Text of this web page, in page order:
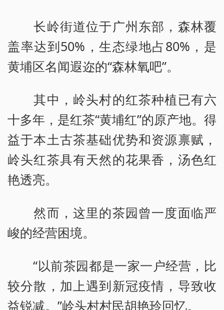
长岭街道位于广州东部，森林覆
盖率达到50%，生态绿地占80%，是
黄埔区名闻遐迩的“森林氧吧”。
其中，岭头村的红茶种植已有六
十多年，是红茶“黄埔红”的原产地。得
益于本土古茶基础优势和资源禀赋，
岭头红茶具有天然的花果香，汤色红
艳透亮。
然而，这里的茶园曾一度面临严
峻的经营困境。
“以前茶园都是一家一户经营，比
较分散，加上遇到新冠疫情，导致收
益锐减。”岭头村村民胡艳玲回忆。